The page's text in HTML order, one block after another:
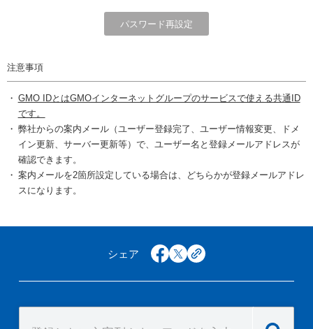
注意事項
GMO IDとはGMOインターネットグループのサービスで使える共通ID
です。
弊社からの案内メール（ユーザー登録完了、ユーザー情報変更、ドメ
イン更新、サーバー更新等）で、ユーザー名と登録メールアドレスが
確認できます。
案内メールを2箇所設定している場合は、どちらかが登録メールアドレ
スになります。
シェア facebook
x copy